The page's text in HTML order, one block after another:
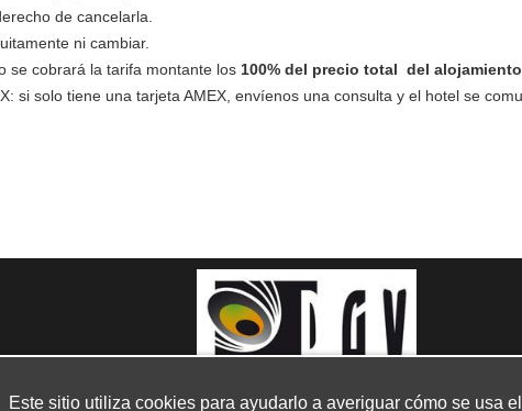
de cancelarla.
ni cambiar.
se cobrará la tarifa montante los 100% del precio total del alojamiento
si solo tiene una tarjeta AMEX, envíenos una consulta y el hotel se
Este sitio utiliza cookies para ayudarlo a averiguar cómo se usa